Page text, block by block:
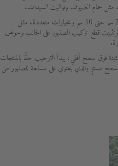
مثل حمام الضيوف وتواليت السيدات.
يتوفر الحوض بعرض يتراوح ما بين 25 سم حتى 50 سم وبخيارات متعددة، مثل
وتثبيت قطع تركيب الصنبور على الجانب وحوض
فوق سطح أفقي، يبدأ الترحيب حقًا بالمنتجات
مستوٍ والذي يحتوي على مساحة للصنبور من